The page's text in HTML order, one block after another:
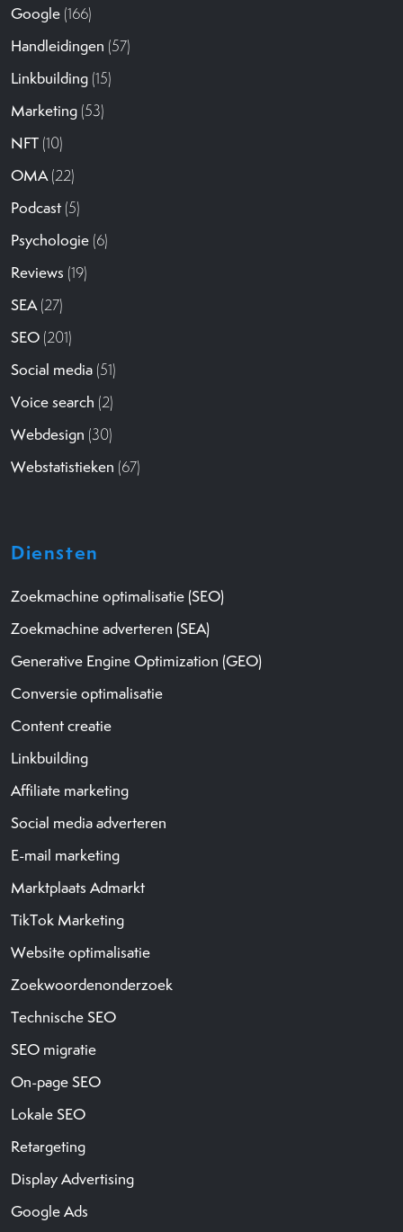
Google (166)
Handleidingen (57)
Linkbuilding (15)
Marketing (53)
NFT (10)
OMA(22)
Podcast (5)
Psychologie (6)
Reviews (19)
SEA(27)
SEO (201)
Social media (51)
Voice search (2)
Webdesign (30)
Webstatistieken (67)
Diensten
Zoekmachine optimalisatie (SEO)
Zoekmachine adverteren (SEA)
Generative Engine Optimization (GEO)
Conversie optimalisatie
Content creatie
Linkbuilding
Affiliate marketing
Social media adverteren
E-mail marketing
Marktplaats Admarkt
TikTok Marketing
Website optimalisatie
Zoekwoordenonderzoek
Technische SEO
SEO migratie
On-page SEO
Lokale SEO
Retargeting
Display Advertising
Google Ads